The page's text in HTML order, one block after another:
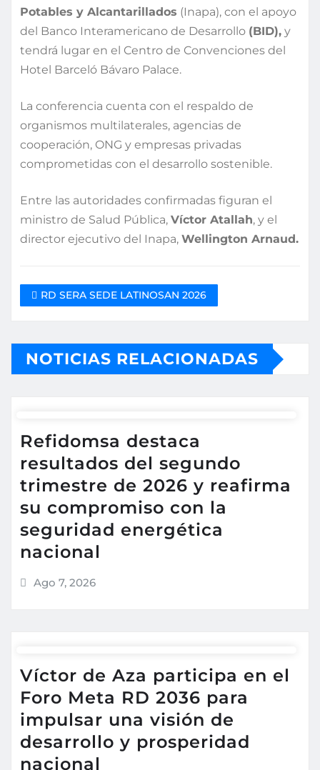
Potables y Alcantarillados (Inapa), con el apoyo
del Banco Interamericano de Desarrollo (BID), y
tendrá lugar en el Centro de Convenciones del
Hotel Barceló Bávaro Palace.
La conferencia cuenta con el respaldo de
organismos multilaterales, agencias de
cooperación, ONG y empresas privadas
comprometidas con el desarrollo sostenible.
Entre las autoridades confirmadas figuran el
ministro de Salud Pública, Víctor Atallah, y el
director ejecutivo del Inapa, Wellington Arnaud.
RD SERA SEDE LATINOSAN 2026
NOTICIAS RELACIONADAS
Refidomsa destaca
resultados del segundo
trimestre de 2026 y reafirma
su compromiso con la
seguridad energética
nacional
Ago 7, 2026
Víctor de Aza participa en el
Foro Meta RD 2036 para
impulsar una visión de
desarrollo y prosperidad
nacional